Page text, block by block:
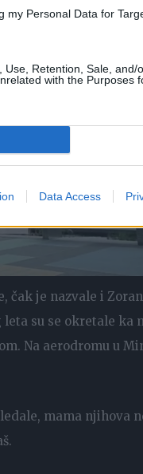
my Personal Data for
Retention, Sale, and/
with the Purposes
Data Access
je nazvale i
su se okretale ka
Na aerodromu u
mama njihova